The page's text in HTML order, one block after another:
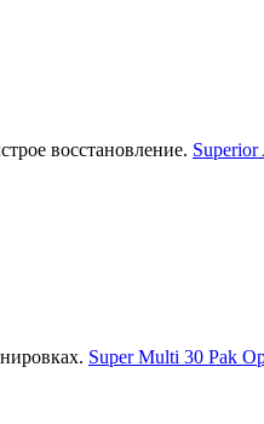
восстановление.
Super Multi 30 Pak